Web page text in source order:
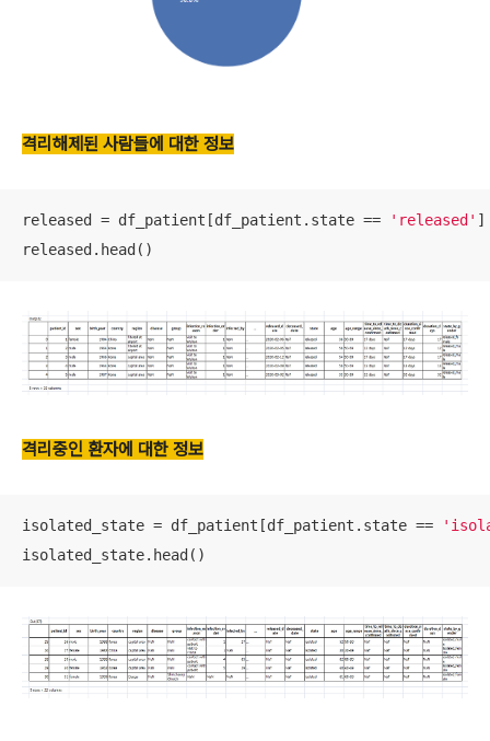
격리해제된 사람들에 대한 정보
released = df_patient[df_patient.state == 'released' ]
released.head()
격리중인 환자에 대한 정보
isolated_state = df_patient[df_patient.state ==
isolated_state.head()